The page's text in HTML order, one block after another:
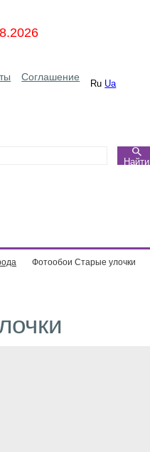
Соглашение
Ru Ua
Найти
Фотообои Старые улочки